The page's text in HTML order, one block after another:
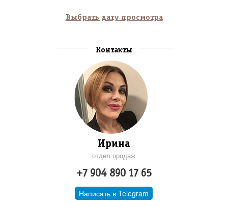
Выбрать дату просмотра
Контакты
Ирина
отдел продаж
+7 904 890 17 65
Написать в Telegram